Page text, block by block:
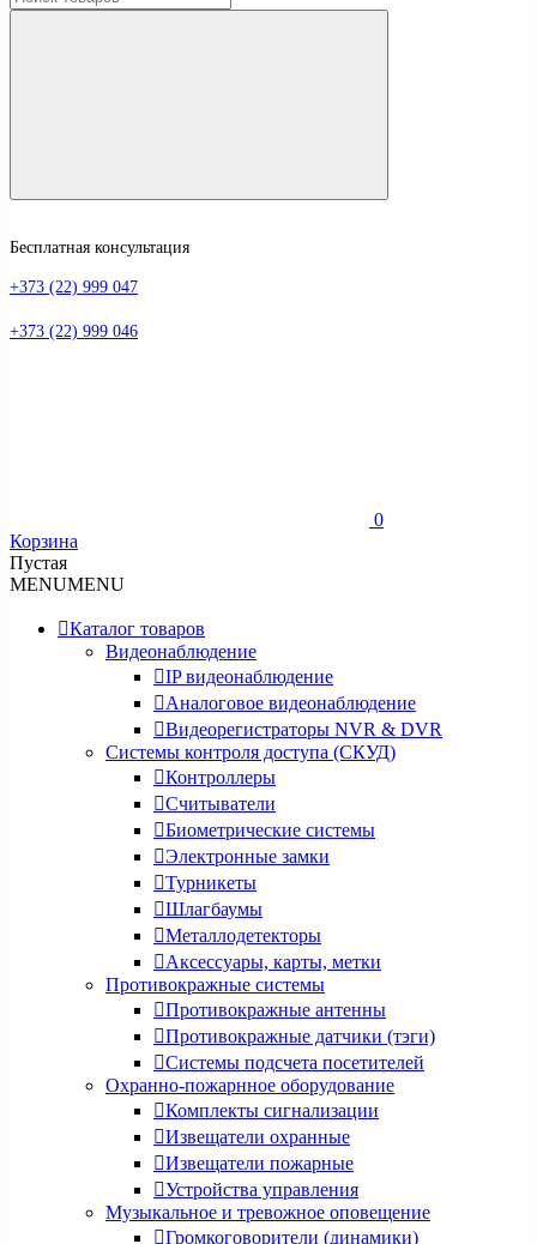
Бесплатная консультация
+373 (22) 999 047
+373 (22) 999 046
0
Корзина
Пустая
MENUMENU
Каталог товаров
Видеонаблюдение
IP видеонаблюдение
Аналоговое видеонаблюдение
Видеорегистраторы NVR & DVR
Системы контроля доступа (СКУД)
Контроллеры
Считыватели
Биометрические системы
Электронные замки
Турникеты
Шлагбаумы
Металлодетекторы
Аксессуары, карты, метки
Противокражные системы
Противокражные антенны
Противокражные датчики (тэги)
Системы подсчета посетителей
Охранно-пожарнное оборудование
Комплекты сигнализации
Извещатели охранные
Извещатели пожарные
Устройства управления
Музыкальное и тревожное оповещение
Громкоговорители (динамики)